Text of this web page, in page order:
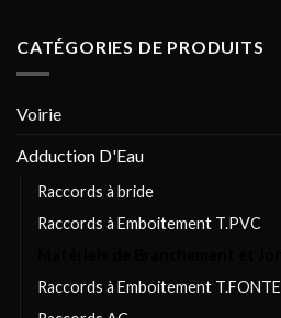
CATÉGORIES DE PRODUITS
Voirie
Adduction D'Eau
Raccords à bride
Raccords à Emboitement T.PVC
Raccords à Emboitement T.FONTE